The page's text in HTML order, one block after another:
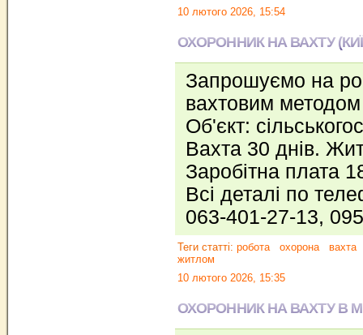
10 лютого 2026, 15:54
ОХОРОННИК НА ВАХТУ
Запрошуємо на
вахтовим методом
Об'єкт:
Вахта 30 днів.
Заробітна плата
Всі деталі по
063-401-27-13,
Теги статті: робота охорона
вахта
житлом
10 лютого 2026, 15:35
ОХОРОННИК НА ВАХТУ В